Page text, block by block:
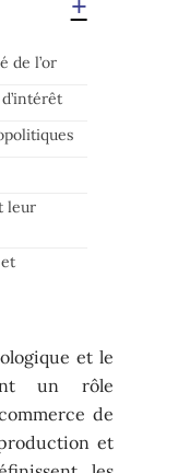
de l’or
leur
et le
un rôle
de
et